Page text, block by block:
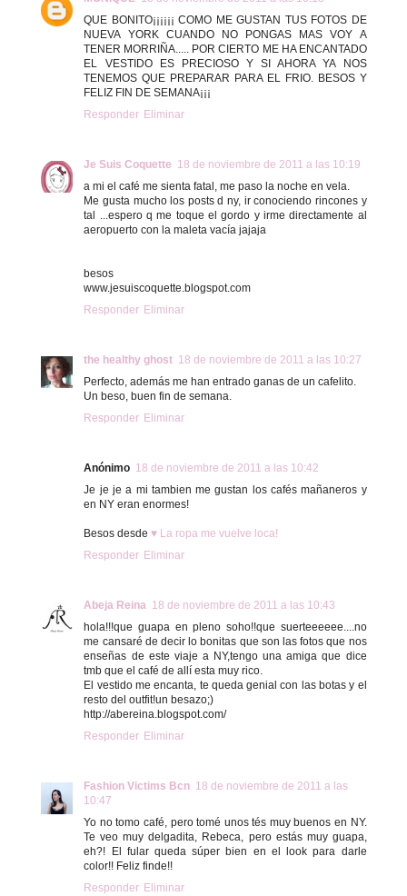
QUE BONITO¡¡¡¡¡¡ COMO ME GUSTAN TUS FOTOS DE
NUEVA YORK CUANDO NO PONGAS MAS VOY A
TENER MORRIÑA..... POR CIERTO ME HA ENCANTADO
EL VESTIDO ES PRECIOSO Y SI AHORA YA NOS
TENEMOS QUE PREPARAR PARA EL FRIO. BESOS Y
FELIZ FIN DE SEMANA¡¡¡
Responder Eliminar
Je Suis Coquette 18 de noviembre de 2011 a las 10:19
a mi el café me sienta fatal, me paso la noche en vela.
Me gusta mucho los posts d ny, ir conociendo rincones y
tal ...espero q me toque el gordo y irme directamente al
aeropuerto con la maleta vacía jajaja
besos
www.jesuiscoquette.blogspot.com
Responder Eliminar
the healthy ghost 18 de noviembre de 2011 a las 10:27
Perfecto, además me han entrado ganas de un cafelito.
Un beso, buen fin de semana.
Responder Eliminar
Anónimo 18 de noviembre de 2011 a las 10:42
Je je je a mi tambien me gustan los cafés mañaneros y
en NY eran enormes!
Besos desde♥ La ropa me vuelve loca!
Responder Eliminar
Abeja Reina 18 de noviembre de 2011 a las 10:43
hola!!!que guapa en pleno soho!!que suerteeeeee....no
me cansaré de decir lo bonitas que son las fotos que nos
enseñas de este viaje a NY,tengo una amiga que dice
tmb que el café de allí esta muy rico.
El vestido me encanta, te queda genial con las botas y el
resto del outfit!un besazo;)
http://abereina.blogspot.com/
Responder Eliminar
Fashion Victims Bcn 18 de noviembre de 2011 a las
10:47
Yo no tomo café, pero tomé unos tés muy buenos en NY.
Te veo muy delgadita, Rebeca, pero estás muy guapa,
eh?! El fular queda súper bien en el look para darle
color!! Feliz finde!!
Responder Eliminar